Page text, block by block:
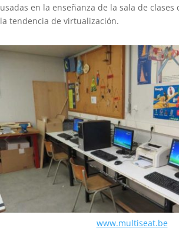
usadas en la enseñanza de la sala de clases
la tendencia de virtualización.
www.multiseat.be